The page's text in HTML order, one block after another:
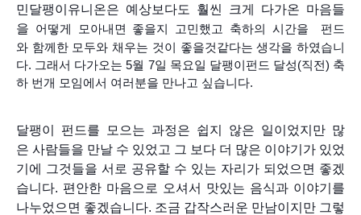
민달팽이유니온은 예상보다도 훨씬 크게 다가온 마음들
을
어떻게 모아내면 좋을지 고민했고 축하의 시간을 펀드
와 함께한 모두와 채우는 것이 좋을것같다는 생각을 하였습니
다. 그래서 다가오는 5월 7일 목요일 달팽이펀드 달성(직전) 축
하 번개 모임에서 여러분을 만나고 싶습니다.
달팽이 펀드를 모으는 과정은 쉽지 않은 일이었지만 많
은 사람들을 만날 수 있었고 그 보다 더 많은 이야기가 있었
기에 그것들을 서로 공유할 수 있는 자리가 되었으면 좋겠
습니다. 편안한 마음으로 오셔서 맛있는 음식과 이야기를
나누었으면 좋겠습니다. 조금 갑작스러운 만남이지만 그렇